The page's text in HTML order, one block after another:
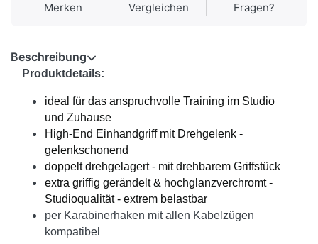
Merken Vergleichen Fragen?
Beschreibung
Produktdetails:
ideal für das anspruchvolle Training im Studio
und Zuhause
High-End Einhandgriff mit Drehgelenk -
gelenkschonend
doppelt drehgelagert - mit drehbarem Griffstück
extra griffig gerändelt & hochglanzverchromt -
Studioqualität - extrem belastbar
per Karabinerhaken mit allen Kabelzügen
kompatibel